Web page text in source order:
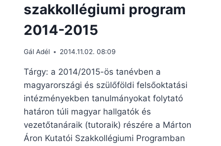
szakkollégiumi program
2014-2015
Gál Adél 2014.11.02. 08:09
Tárgy: a 2014/2015-ös tanévben a
magyarországi és szülőföldi felsőoktatási
intézményekben tanulmányokat folytató
határon túli magyar hallgatók és
vezetőtanáraik (tutoraik) részére a Márton
Áron Kutatói Szakkollégiumi Programban